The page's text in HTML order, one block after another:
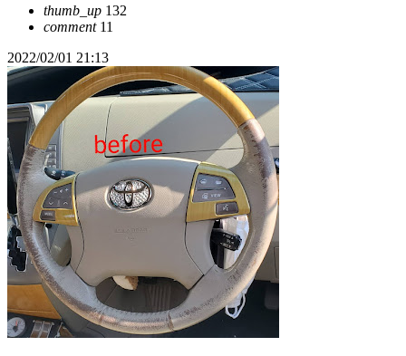
thumb_up 132
comment11
2022/02/01 21:13